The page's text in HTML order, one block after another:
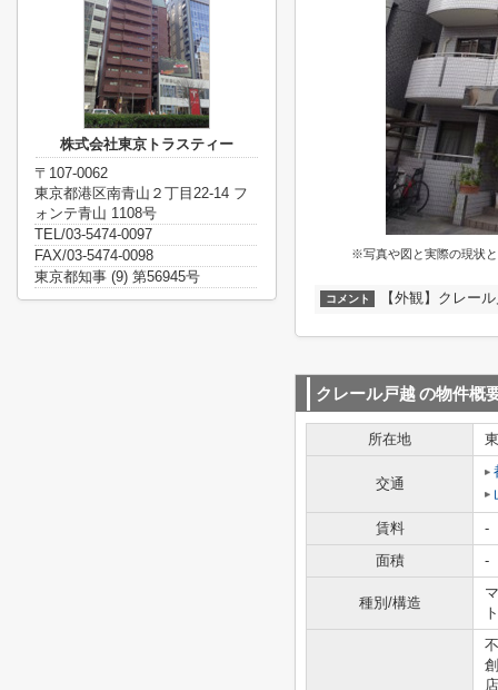
※写真や図と実際の現状
コメント 【外観】クレー
クレール戸越の物件概
所在地
交通
賃料
-
面積
-
種別/構造
ト
株式会社東京トラスティー
〒107-0062
東京都港区南青山２丁目22-14 フ
ォンテ青山 1108号
TEL/03-5474-0097
FAX/03-5474-0098
東京都知事 (9) 第56945号